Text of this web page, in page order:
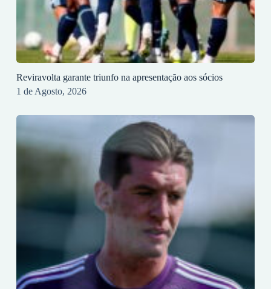
Reviravolta garante triunfo na apresentação aos sócios
1 de Agosto, 2026